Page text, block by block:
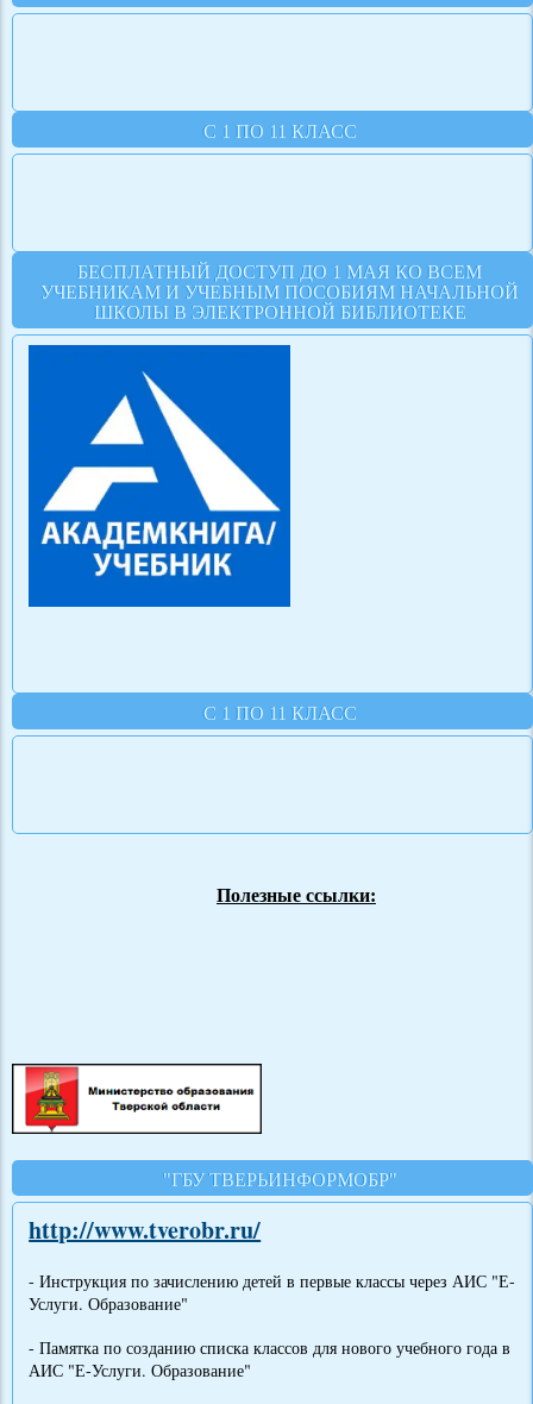
С 1 ПО 11 КЛАСС
БЕСПЛАТНЫЙ ДОСТУП ДО 1 МАЯ КО ВСЕМ
УЧЕБНИКАМ И УЧЕБНЫМ ПОСОБИЯМ НАЧАЛЬНОЙ
ШКОЛЫ В ЭЛЕКТРОННОЙ БИБЛИОТЕКЕ
С 1 ПО 11 КЛАСС
Полезные ссылки:
"ГБУ ТВЕРЬИНФОРМОБР"
http://www.tverobr.ru/
- Инструкция по зачислению детей в первые классы через АИС "Е-
Услуги. Образование"
- Памятка по созданию списка классов для нового учебного года в
АИС "Е-Услуги. Образование"